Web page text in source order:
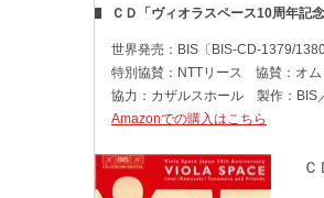
ＣＤ「ヴィオラスペース10周年
世界発売：BIS〔BIS-CD-1379/
特別協賛：NTTリース 協賛：オム
協力：カザルスホール 製作：BIS
Amazonでの購入はこちら
Ｃ